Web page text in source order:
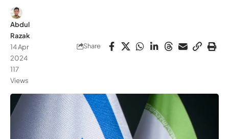
Abdul
Razak
14 Apr
2024
117
Views
Share